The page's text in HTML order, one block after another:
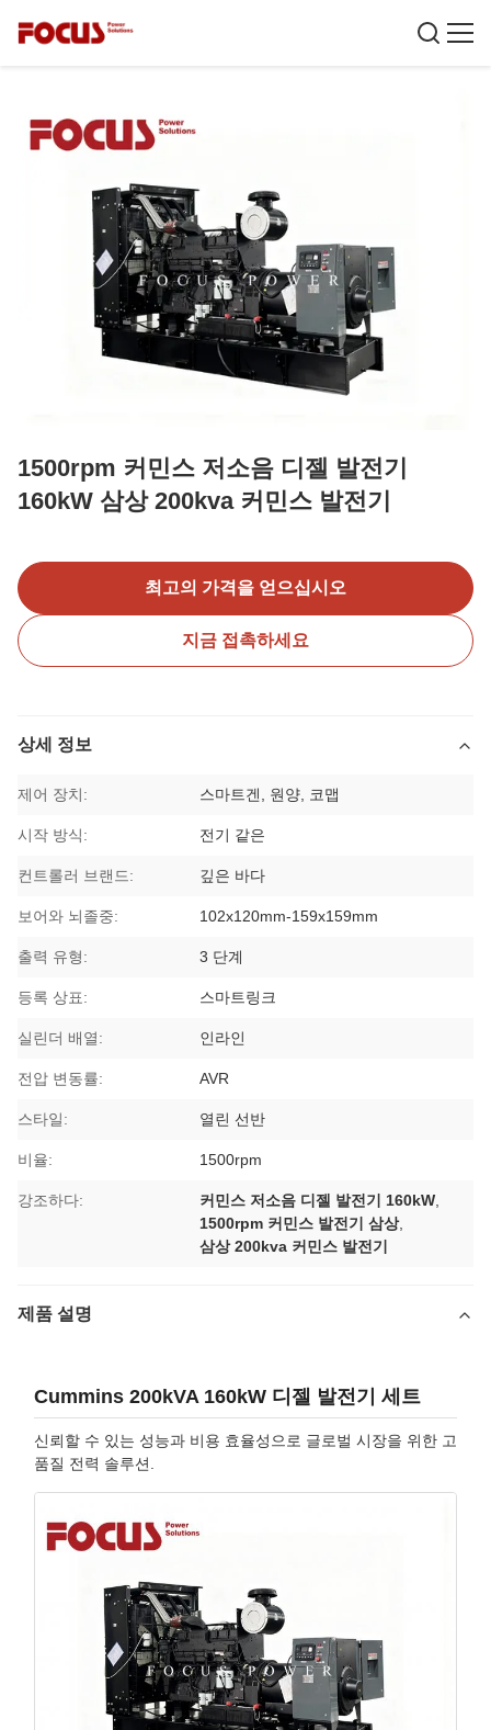
1500rpm 커민스 저소음 디젤 발전기
160kW 삼상 200kva 커민스 발전기
최고의 가격을 얻으십시오
지금 접촉하세요
상세 정보
제어 장치: 스마트겐, 원양, 코맵
시작 방식: 전기 같은
컨트롤러 브랜드: 깊은 바다
보어와 뇌졸중: 102x120mm-159x159mm
출력 유형: 3 단계
등록 상표: 스마트링크
실린더 배열: 인라인
전압 변동률: AVR
스타일: 열린 선반
비율: 1500rpm
강조하다: 커민스 저소음 디젤 발전기 160kW
1500rpm 커민스 발전기 삼상,
삼상 200kva 커민스 발전기
제품 설명
Cummins 200kVA 160kW 디젤 발전기 세트
신뢰할 수 있는 성능과 비용 효율성으로 글로벌 시장을 위한 고
품질 전력 솔루션.